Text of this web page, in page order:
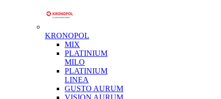
KRONOPOL
MIX
PLATINIUM
MILO
PLATINIUM
LINEA
GUSTO AURUM
VISION AURUM